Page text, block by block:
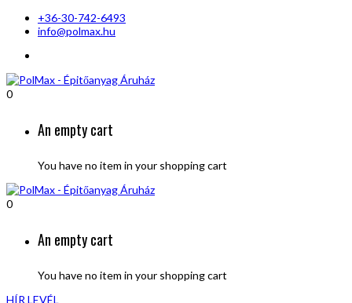
+36-30-742-6493
info@polmax.hu
0
An empty cart
You have no item in your shopping cart
0
An empty cart
You have no item in your shopping cart
HÍR LEVÉL